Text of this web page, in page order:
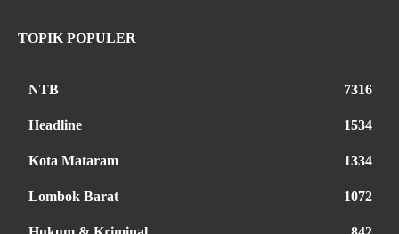
TOPIK POPULER
NTB 7316
Headline 1534
Kota Mataram 1334
Lombok Barat 1072